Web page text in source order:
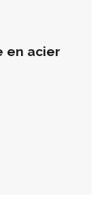
en acier